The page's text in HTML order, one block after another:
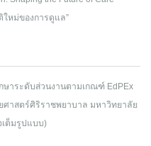
ใหม่ของการดูแล”
าระดับส่วนงานตามเกณฑ์ EdPEx
ศาสตร์ศิริราชพยาบาล มหาวิทยาลัย
เต็มรูปแบบ)